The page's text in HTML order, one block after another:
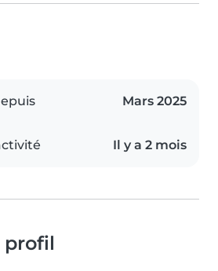
Mars 2025
Il y a 2 mois
profil